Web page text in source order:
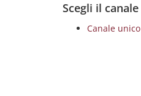
Scegli il canale
Canale unico